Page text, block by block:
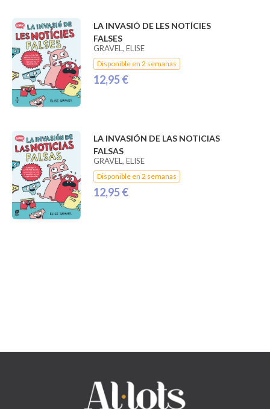
LA INVASIÓ DE LES NOTÍCIES
FALSES
GRAVEL, ELISE
Disponible en 2 semanas
12,95 €
LA INVASIÓN DE LAS NOTICIAS
FALSAS
GRAVEL, ELISE
Disponible en 2 semanas
12,95 €